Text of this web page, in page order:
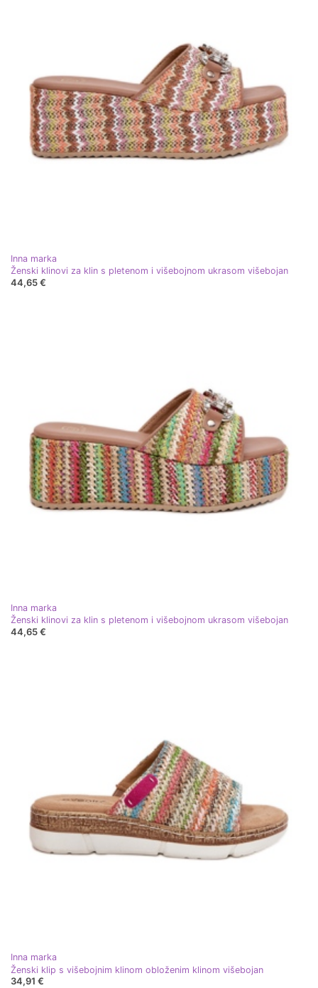
Inna marka
Ženski klinovi za klin s pletenom i višebojnom ukrasom višebojan
44,65 €
Inna marka
Ženski klinovi za klin s pletenom i višebojnom ukrasom višebojan
44,65 €
Inna marka
Ženski klip s višebojnim klinom obloženim klinom višebojan
34,91 €